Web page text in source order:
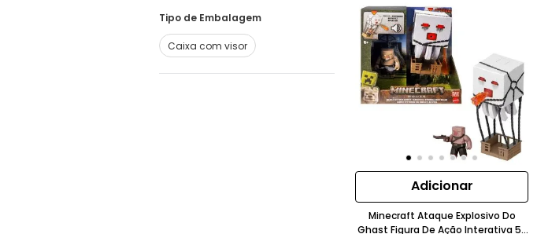
Tipo de Embalagem
Caixa com visor
Adicionar
Minecraft Ataque Explosivo Do
Ghast Figura De Ação Interativa 5-